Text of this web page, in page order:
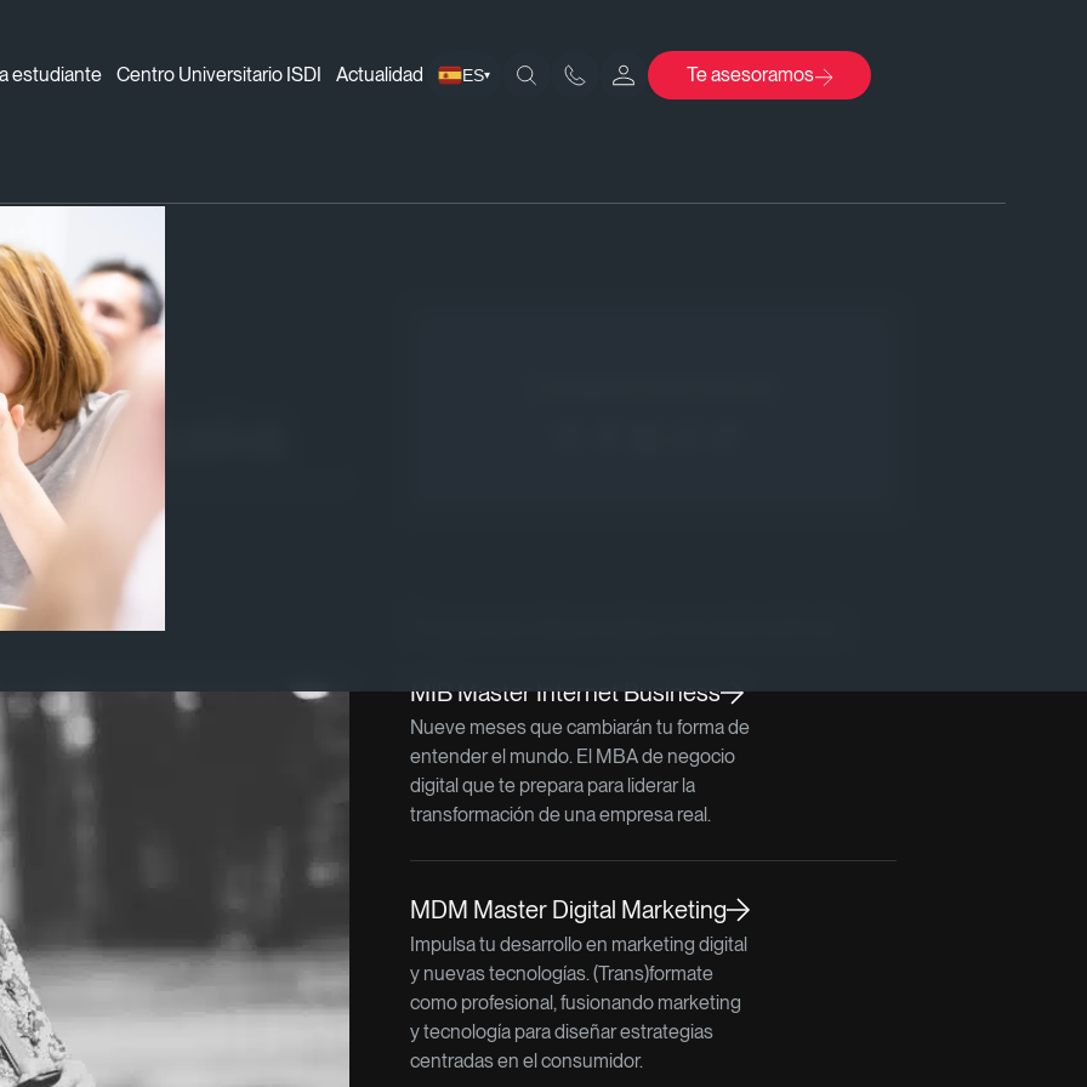
estudiante Centro Universitario ISDI Actualidad ES▾ Te asesoramos
inclusiva
MIB Master Internet Business
Nueve meses que cambiarán tu forma de
entender el mundo. El MBA de negocio
digital que te prepara para liderar la
transformación de una empresa real.
MDM Master Digital Marketing
Impulsa tu desarrollo en marketing digital
y nuevas tecnologías. (Trans)formate
como profesional, fusionando marketing
y tecnología para diseñar estrategias
centradas en el consumidor.